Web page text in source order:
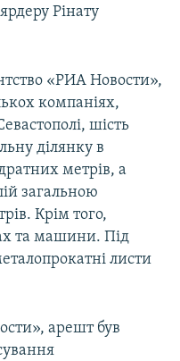
Рінату
«РИА Новости»,
компаніях,
шість
ділянку в
метрів, а
загальною
Крім того,
та машини. Під
листи
арешт був